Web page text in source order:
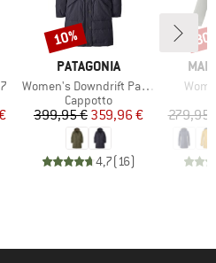
MARCHIO
PATAGONIA
Articolo
Women's Downdrift Parka
Gruppo di prodotti
Cappotto
Prezzo
399,95 €Prezzo ridotto
359,96 €
4,7(16)
Sconto
10%
279,95